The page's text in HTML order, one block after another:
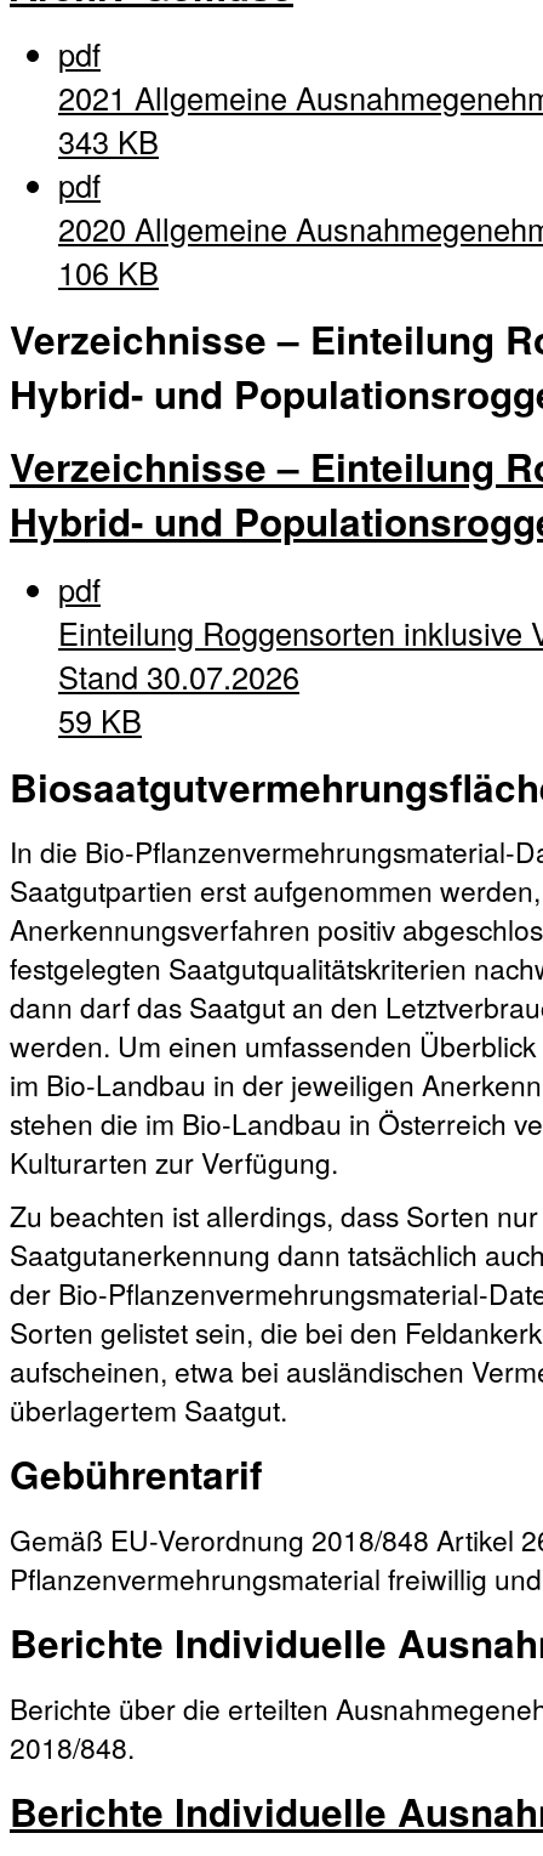
pdf
2021 Allgemeine
343 KB
pdf
2020 Allgemeine
106 KB
Verzeichnisse – Einteilung
Hybrid- und
Verzeichnisse – Einteilung
Hybrid- und
pdf
Einteilung Roggensorten inklusive
Stand 30.07.2026
59 KB
In die Bio-Pflanzenvermehrungsmaterial-
Saatgutpartien erst aufgenommen
Anerkennungsverfahren positiv
festgelegten Saatgutqualitätskriterien
dann darf das Saatgut an den
werden. Um einen umfassenden
im Bio-Landbau in der jeweiligen
stehen die im Bio-Landbau in Österreich
Kulturarten zur Verfügung.
Zu beachten ist allerdings, dass Sorten
Saatgutanerkennung dann tatsächlich
der Bio-Pflanzenvermehrungsmaterial-
Sorten gelistet sein, die bei den
aufscheinen, etwa bei ausländischen
überlagertem Saatgut.
Gebührentarif
Gemäß EU-Verordnung 2018/848 Artikel
Pflanzenvermehrungsmaterial freiwillig
Berichte Individuelle
Berichte über die erteilten
2018/848.
Berichte Individuelle